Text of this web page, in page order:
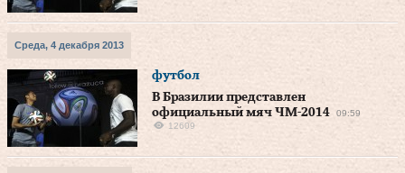
Среда, 4 декабря 2013
футбол
В Бразилии представлен
официальный мяч ЧМ-2014
09:59
12609